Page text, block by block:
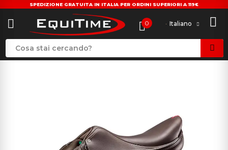
SPEDIZIONE GRATUITA IN ITALIA PER ORDINI SUPERIORI A 119€
0 Italiano